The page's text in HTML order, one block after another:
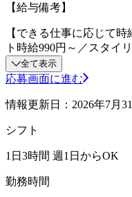
【給与備考】
【できる仕事に応じて
ト時給990円～／スタイ
全て表示
応募画面に進む
情報更新日：2026年7月
シフト
1日3時間 週1日からOK
勤務時間